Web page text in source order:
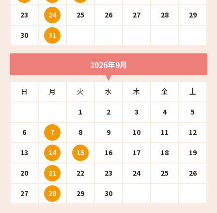
23 24 25 26 27 28 29
30 31
2026年9月
日 月 火 水 木 金 土
1 2 3 4 5
6 7 8 9 10 11 12
13 14 15 16 17 18 19
20 21 22 23 24 25 26
27 28 29 30